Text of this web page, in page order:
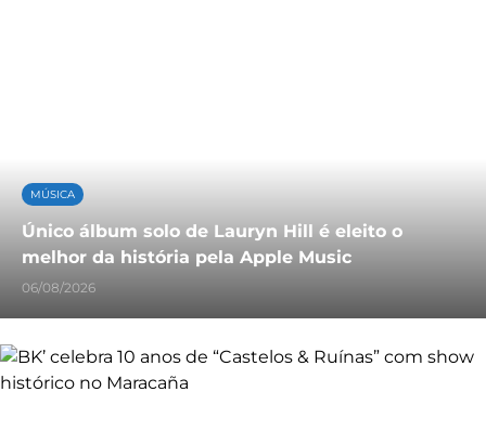
MÚSICA
Único álbum solo de Lauryn Hill é eleito o
melhor da história pela Apple Music
06/08/2026